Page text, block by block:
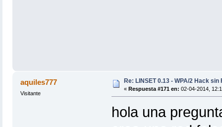
aquiles777
Visitante
Re: LINSET 0.13 - WPA/2 Hack sin
« Respuesta #171 en: 02-04-2014,
hola una